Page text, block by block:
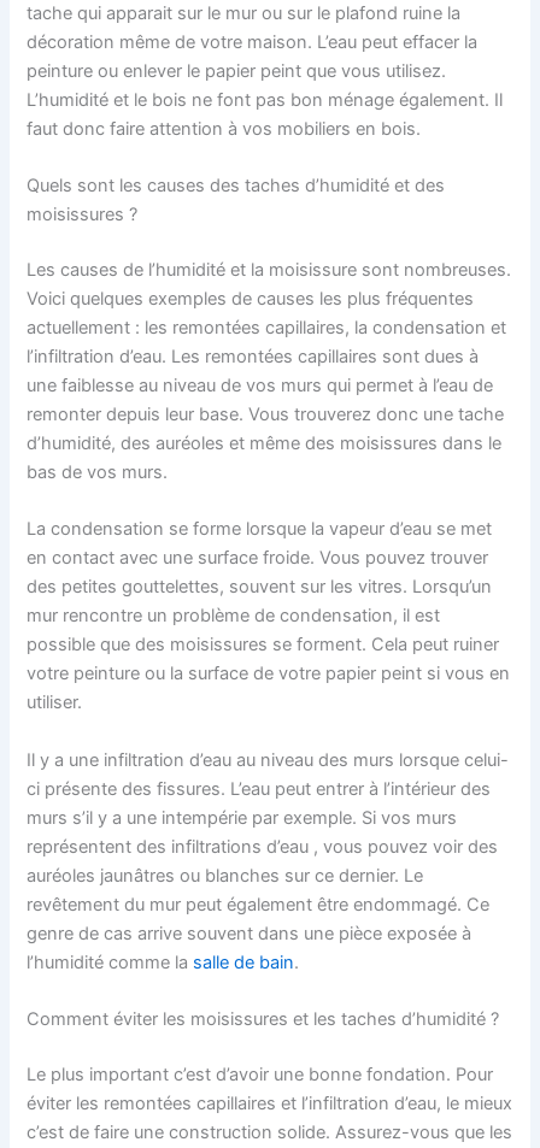
tache qui apparait sur le mur ou sur le plafond ruine la
décoration même de votre maison. L’eau peut effacer la
peinture ou enlever le papier peint que vous utilisez.
L’humidité et le bois ne font pas bon ménage également. Il
faut donc faire attention à vos mobiliers en bois.
Quels sont les causes des taches d’humidité et des
moisissures ?
Les causes de l’humidité et la moisissure sont nombreuses.
Voici quelques exemples de causes les plus fréquentes
actuellement : les remontées capillaires, la condensation et
l’infiltration d’eau. Les remontées capillaires sont dues à
une faiblesse au niveau de vos murs qui permet à l’eau de
remonter depuis leur base. Vous trouverez donc une tache
d’humidité, des auréoles et même des moisissures dans le
bas de vos murs.
La condensation se forme lorsque la vapeur d’eau se met
en contact avec une surface froide. Vous pouvez trouver
des petites gouttelettes, souvent sur les vitres. Lorsqu’un
mur rencontre un problème de condensation, il est
possible que des moisissures se forment. Cela peut ruiner
votre peinture ou la surface de votre papier peint si vous en
utiliser.
Il y a une infiltration d’eau au niveau des murs lorsque celui-
ci présente des fissures. L’eau peut entrer à l’intérieur des
murs s’il y a une intempérie par exemple. Si vos murs
représentent des infiltrations d’eau , vous pouvez voir des
auréoles jaunâtres ou blanches sur ce dernier. Le
revêtement du mur peut également être endommagé. Ce
genre de cas arrive souvent dans une pièce exposée à
l’humidité comme la salle de bain.
Comment éviter les moisissures et les taches d’humidité ?
Le plus important c’est d’avoir une bonne fondation. Pour
éviter les remontées capillaires et l’infiltration d’eau, le mieux
c’est de faire une construction solide. Assurez-vous que les